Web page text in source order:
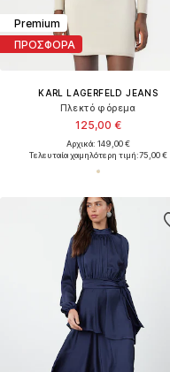
Premium
ΠΡΟΣΦΟΡΑ
KARL LAGERFELD JEANS
Πλεκτό φόρεμα
125,00 €
Αρχικά: 149,00 €
Τελευταία χαμηλότερη τιμή:75,00 €